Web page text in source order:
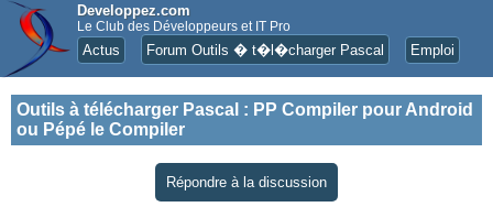
Developpez.com
Le Club des Développeurs et IT Pro
Actus Forum Outils � t�l�charger Pascal Emploi
Outils à télécharger Pascal : PP Compiler pour Android
ou Pépé le Compiler
Répondre à la discussion